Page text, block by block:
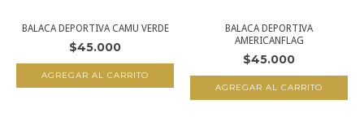
BALACA DEPORTIVA CAMU VERDE
$45.000
BALACA DEPORTIVA
AMERICANFLAG
$45.000